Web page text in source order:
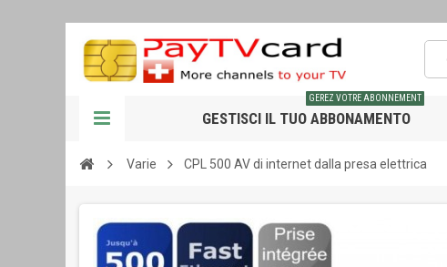
GESTISCI IL TUO ABBONAMENTO
GEREZ VOTRE ABONNEMENT
Varie CPL 500 AV di internet dalla presa elettrica